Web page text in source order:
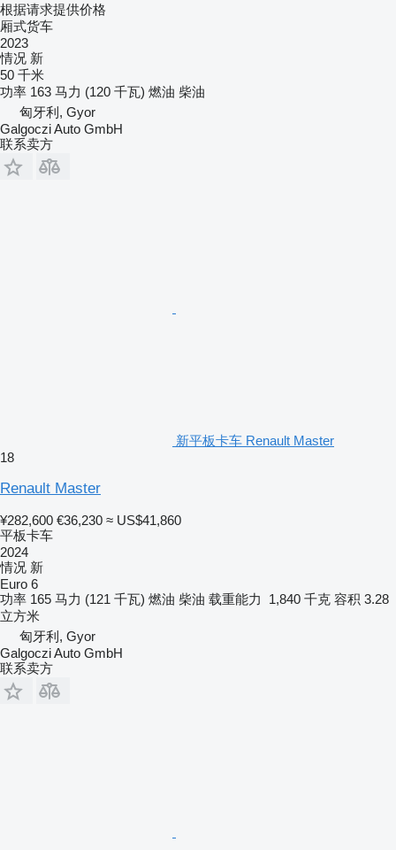
根据请求提供价格
厢式货车
2023
情况 新
50 千米
功率 163 马力 (120 千瓦) 燃油 柴油
匈牙利, Gyor
Galgoczi Auto GmbH
联系卖方
新平板卡车 Renault Master
18
Renault Master
¥282,600 €36,230 ≈ US$41,860
平板卡车
2024
情况 新
Euro 6
功率 165 马力 (121 千瓦) 燃油 柴油 载重能力 1,840 千克 容积 3.28
立方米
匈牙利, Gyor
Galgoczi Auto GmbH
联系卖方